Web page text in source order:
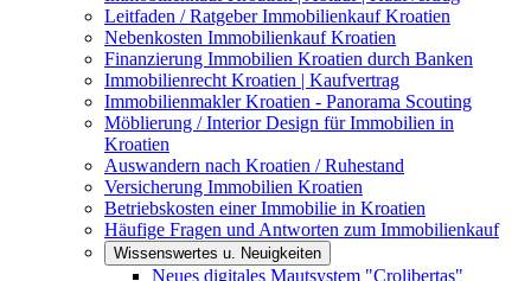
Leitfaden / Ratgeber Immobilienkauf Kroatien
Nebenkosten Immobilienkauf Kroatien
Finanzierung Immobilien Kroatien durch Banken
Immobilienrecht Kroatien | Kaufvertrag
Immobilienmakler Kroatien - Panorama Scouting
Möblierung / Interior Design für Immobilien in
Kroatien
Auswandern nach Kroatien / Ruhestand
Versicherung Immobilien Kroatien
Betriebskosten einer Immobilie in Kroatien
Häufige Fragen und Antworten zum Immobilienkauf
Wissenswertes u. Neuigkeiten
Neues digitales Mautsystem "Crolibertas"